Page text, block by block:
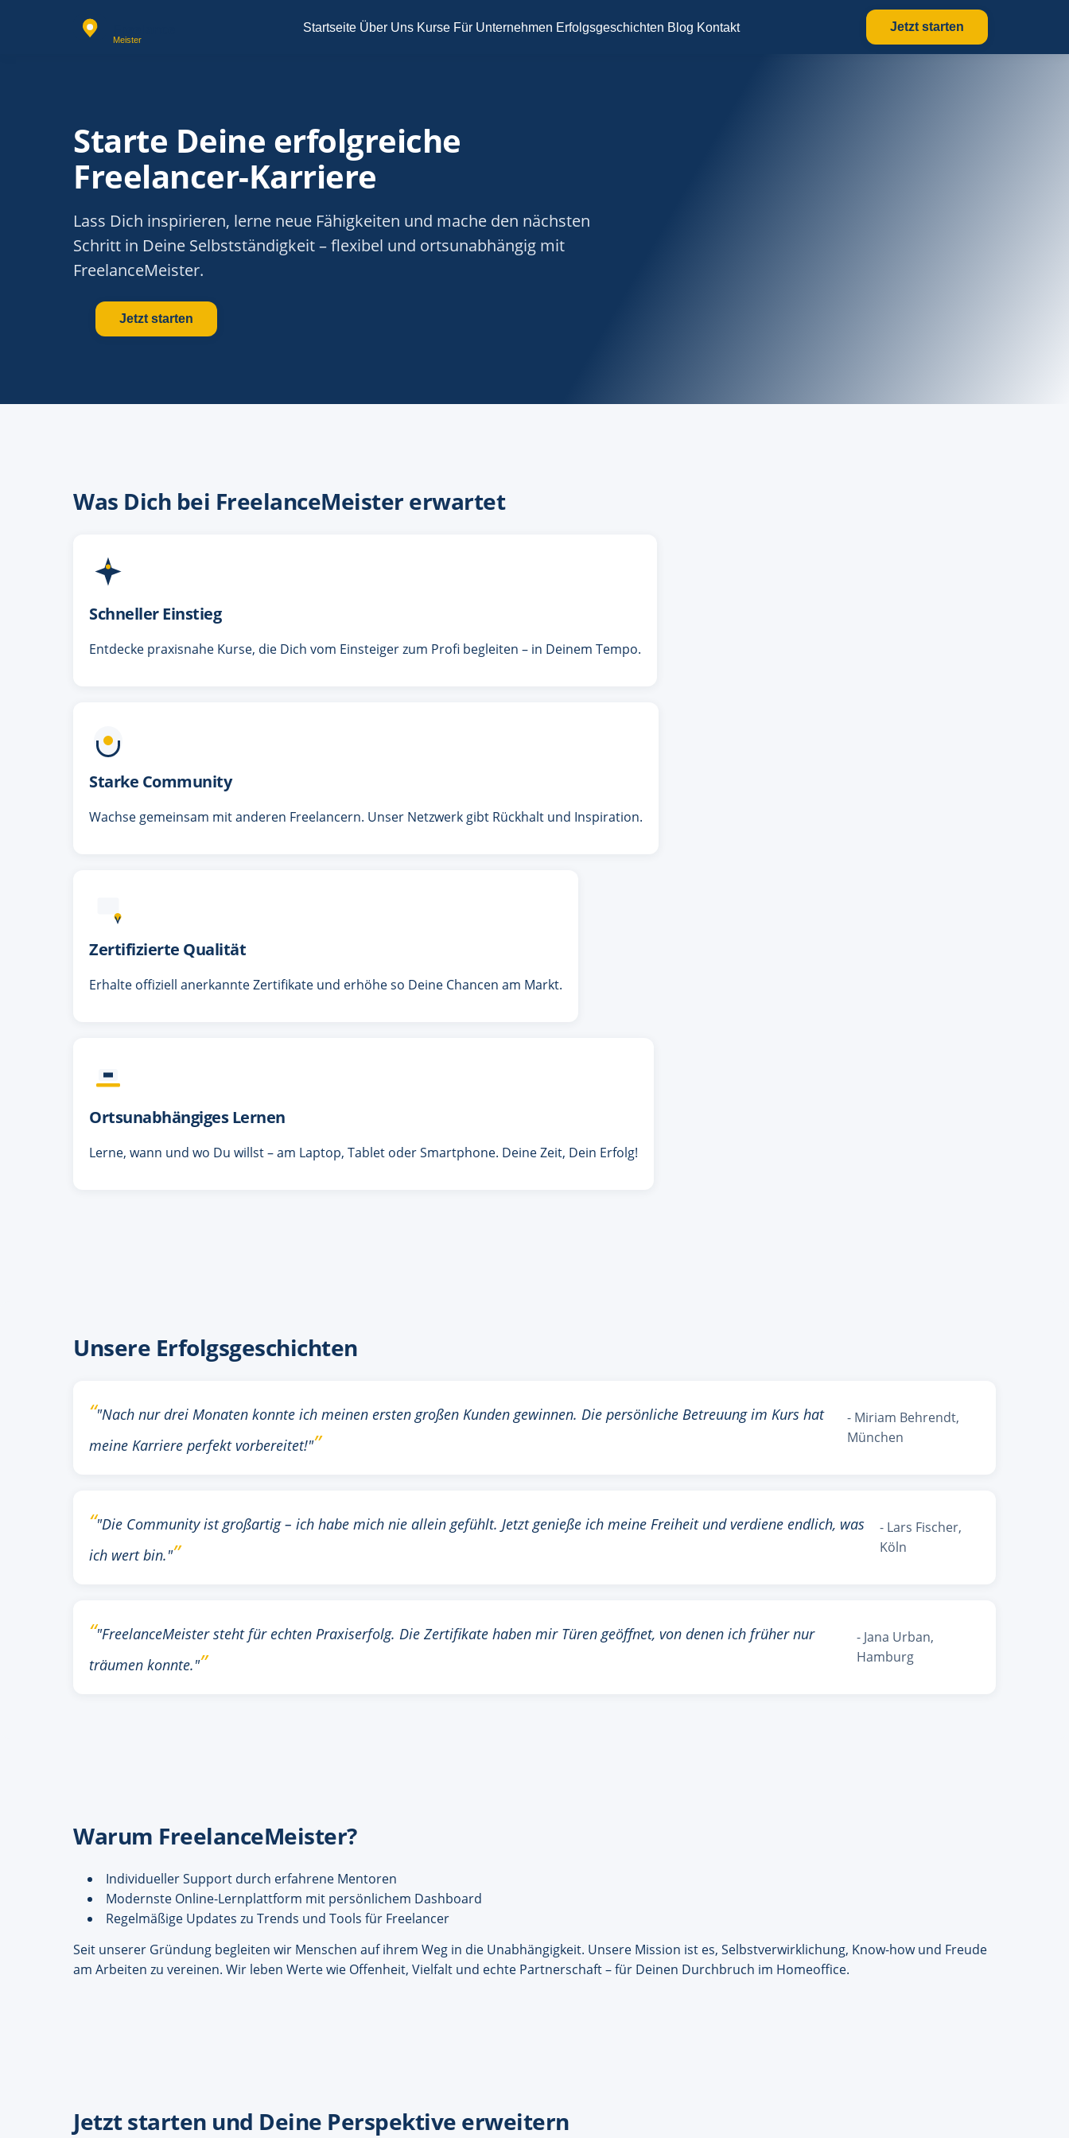
Startseite Über Uns Kurse Für Unternehmen Erfolgsgeschichten Blog Kontakt Jetzt starten
Starte Deine erfolgreiche
Freelancer-Karriere
Lass Dich inspirieren, lerne neue Fähigkeiten und mache den nächsten
Schritt in Deine Selbstständigkeit – flexibel und ortsunabhängig mit
FreelanceMeister.
Jetzt starten
Was Dich bei FreelanceMeister erwartet
Schneller Einstieg
Entdecke praxisnahe Kurse, die Dich vom Einsteiger zum Profi begleiten – in Deinem Tempo.
Starke Community
Wachse gemeinsam mit anderen Freelancern. Unser Netzwerk gibt Rückhalt und Inspiration.
Zertifizierte Qualität
Erhalte offiziell anerkannte Zertifikate und erhöhe so Deine Chancen am Markt.
Ortsunabhängiges Lernen
Lerne, wann und wo Du willst – am Laptop, Tablet oder Smartphone. Deine Zeit, Dein Erfolg!
Unsere Erfolgsgeschichten
"Nach nur drei Monaten konnte ich meinen ersten großen Kunden gewinnen. Die persönliche Betreuung im Kurs hat
meine Karriere perfekt vorbereitet!"
- Miriam Behrendt,
München
"Die Community ist großartig – ich habe mich nie allein gefühlt. Jetzt genieße ich meine Freiheit und verdiene endlich, was
ich wert bin."
- Lars Fischer,
Köln
"FreelanceMeister steht für echten Praxiserfolg. Die Zertifikate haben mir Türen geöffnet, von denen ich früher nur
träumen konnte."
- Jana Urban,
Hamburg
Warum FreelanceMeister?
Individueller Support durch erfahrene Mentoren
Modernste Online-Lernplattform mit persönlichem Dashboard
Regelmäßige Updates zu Trends und Tools für Freelancer
Seit unserer Gründung begleiten wir Menschen auf ihrem Weg in die Unabhängigkeit. Unsere Mission ist es, Selbstverwirklichung, Know-how und Freude
am Arbeiten zu vereinen. Wir leben Werte wie Offenheit, Vielfalt und echte Partnerschaft – für Deinen Durchbruch im Homeoffice.
Jetzt starten und Deine Perspektive erweitern